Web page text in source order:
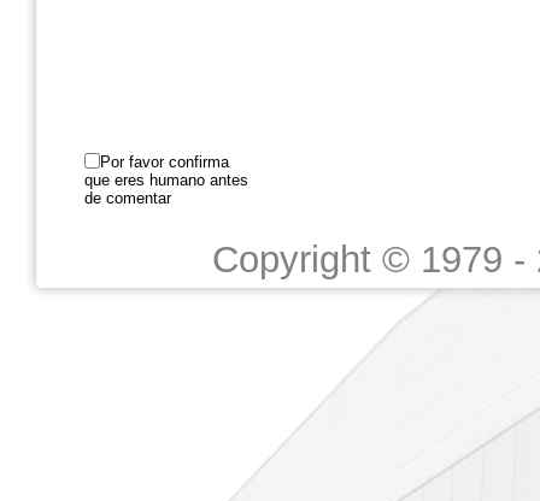
Por favor confirma
que eres humano antes
de comentar
Copyright © 1979 -